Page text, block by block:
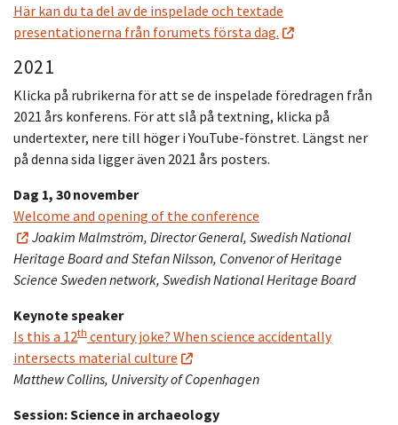
Här kan du ta del av de inspelade och textade
presentationerna från forumets första dag.
2021
Klicka på rubrikerna för att se de inspelade föredragen från
2021 års konferens. För att slå på textning, klicka på
undertexter, nere till höger i YouTube-fönstret. Längst ner
på denna sida ligger även 2021 års posters.
Dag 1, 30 november
Welcome and opening of the conference
Joakim Malmström, Director General, Swedish National
Heritage Board and Stefan Nilsson, Convenor of Heritage
Science Sweden network, Swedish National Heritage Board
Keynote speaker
Is this a 12th century joke? When science accidentally
intersects material culture
Matthew Collins, University of Copenhagen
Session: Science in archaeology